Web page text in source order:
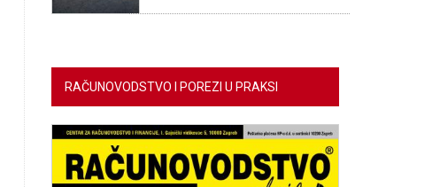
RAČUNOVODSTVO I POREZI U PRAKSI